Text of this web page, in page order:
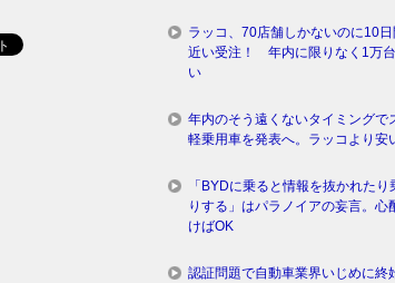
ラッコ、70店舗しかないのに10
近い受注！ 年内に限りなく1万
い
年内のそう遠くないタイミングで
軽乗用車を発表へ。ラッコより安
「BYDに乗ると情報を抜かれたり
りする」はパラノイアの妄言。心
けばOK
認証問題で自動車業界いじめに終